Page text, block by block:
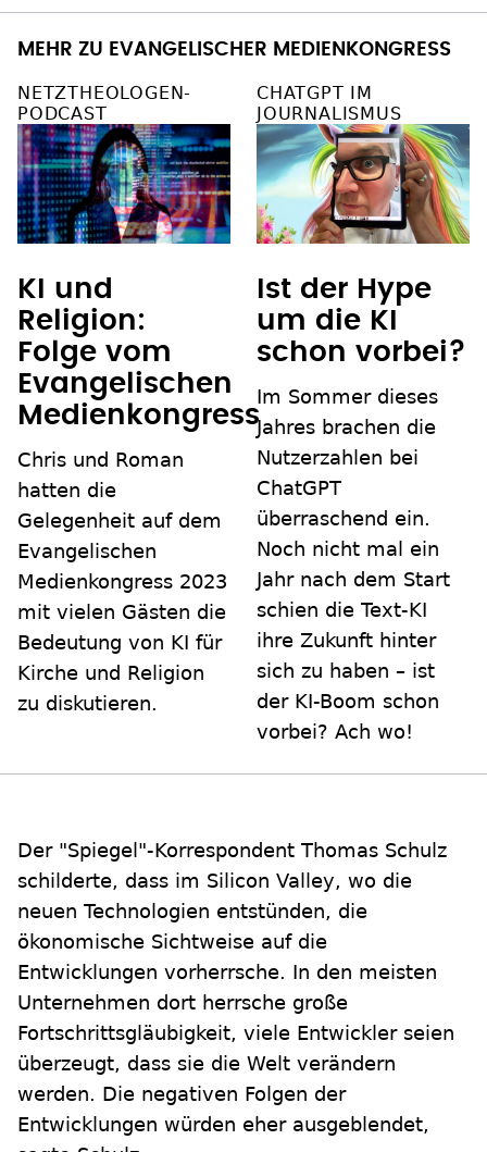
MEHR ZU EVANGELISCHER MEDIENKONGRESS
NETZTHEOLOGEN-
PODCAST
KI und
Religion:
Folge vom
Evangelischen
Medienkongress
Chris und Roman
hatten die
Gelegenheit auf dem
Evangelischen
Medienkongress 2023
mit vielen Gästen die
Bedeutung von KI für
Kirche und Religion
zu diskutieren.
CHATGPT IM
JOURNALISMUS
Ist der Hype
um die KI
schon vorbei?
Im Sommer dieses
Jahres brachen die
Nutzerzahlen bei
ChatGPT
überraschend ein.
Noch nicht mal ein
Jahr nach dem Start
schien die Text-KI
ihre Zukunft hinter
sich zu haben – ist
der KI-Boom schon
vorbei? Ach wo!
Der "Spiegel"-Korrespondent Thomas Schulz
schilderte, dass im Silicon Valley, wo die
neuen Technologien entstünden, die
ökonomische Sichtweise auf die
Entwicklungen vorherrsche. In den meisten
Unternehmen dort herrsche große
Fortschrittsgläubigkeit, viele Entwickler seien
überzeugt, dass sie die Welt verändern
werden. Die negativen Folgen der
Entwicklungen würden eher ausgeblendet,